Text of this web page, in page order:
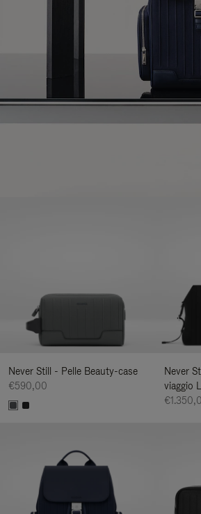
Never Still - Pelle Beauty-case
€590,00
Never
viaggio